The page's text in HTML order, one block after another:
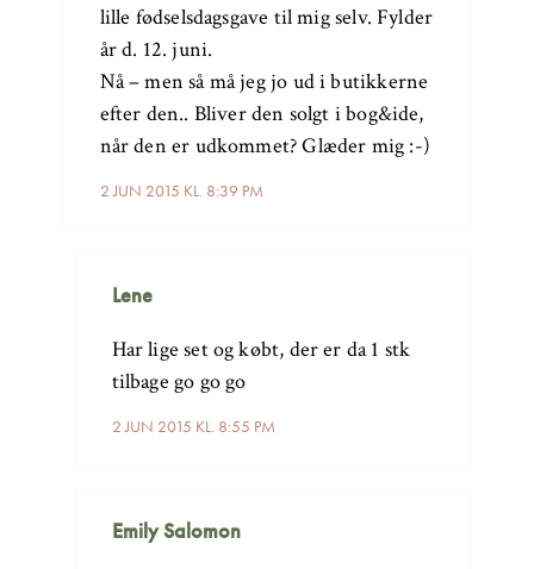
2 JUN 2015 KL. 8:39 PM
lille fødselsdagsgave til mig selv. Fylder
år d. 12. juni.
Nå – men så må jeg jo ud i butikkerne
efter den.. Bliver den solgt i bog&ide,
når den er udkommet? Glæder mig :-)
Lene
2 JUN 2015 KL. 8:55 PM
Har lige set og købt, der er da 1 stk
tilbage go go go
Emily Salomon